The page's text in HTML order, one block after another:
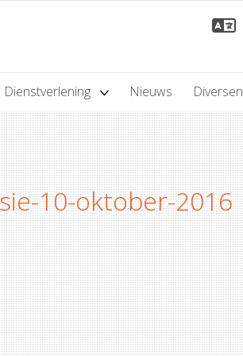
Dienstverlening Nieuws Diversen
10-oktober-2016